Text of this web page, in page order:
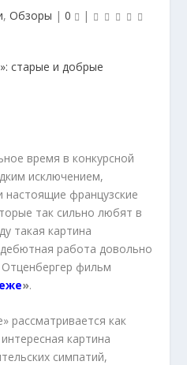
, Обзоры | 0 |
время в конкурсной
исключением,
настоящие французские
так сильно любят в
такая картина
работа довольно
Отценбергер фильм
».
рассматривается как
картина
симпатий,